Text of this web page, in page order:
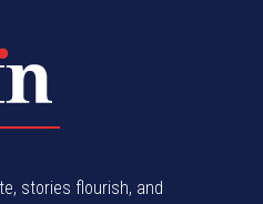
stories flourish, and